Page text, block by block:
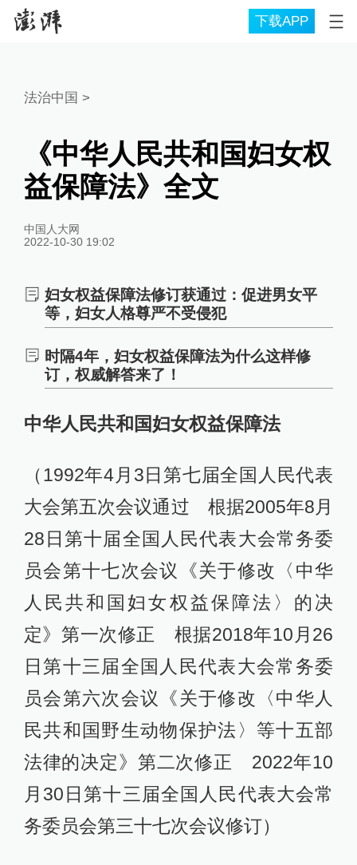
下载APP
法治中国 >
《中华人民共和国妇女权
益保障法》全文
中国人大网
2022-10-30 19:02
妇女权益保障法修订获通过：促进男女平
等，妇女人格尊严不受侵犯
时隔4年，妇女权益保障法为什么这样修
订，权威解答来了！
中华人民共和国妇女权益保障法
（1992年4月3日第七届全国人民代表
大会第五次会议通过 根据2005年8月
28日第十届全国人民代表大会常务委
员会第十七次会议《关于修改〈中华
人民共和国妇女权益保障法〉的决
定》第一次修正 根据2018年10月26
日第十三届全国人民代表大会常务委
员会第六次会议《关于修改〈中华人
民共和国野生动物保护法〉等十五部
法律的决定》第二次修正 2022年10
月30日第十三届全国人民代表大会常
务委员会第三十七次会议修订）